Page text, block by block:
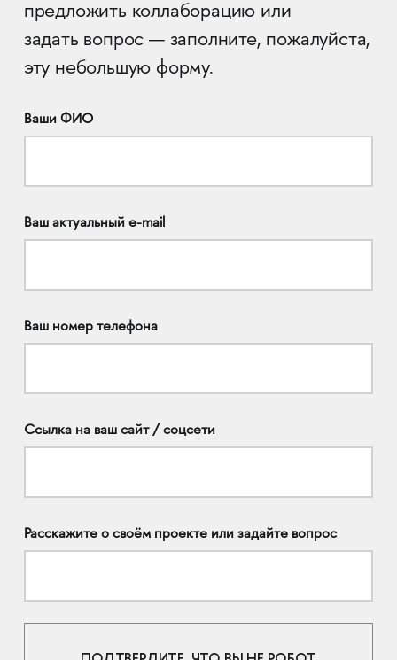
предложить коллаборацию или
задать вопрос — заполните, пожалуйста,
эту небольшую форму.
Ваши ФИО
Ваш актуальный e-mail
Ваш номер телефона
Ссылка на ваш сайт / соцсети
Расскажите о своём проекте или задайте вопрос